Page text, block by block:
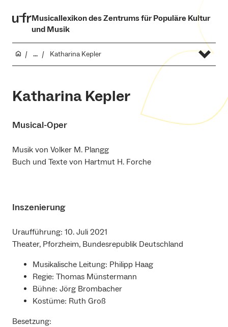
Musicallexikon des Zentrums für Populäre Kultur
und Musik
... Katharina Kepler
Katharina Kepler
Musical-Oper
Musik von Volker M. Plangg
Buch und Texte von Hartmut H. Forche
Inszenierung
Uraufführung: 10. Juli 2021
Theater, Pforzheim, Bundesrepublik Deutschland
Musikalische Leitung: Philipp Haag
Regie: Thomas Münstermann
Bühne: Jörg Brombacher
Kostüme: Ruth Groß
Besetzung: